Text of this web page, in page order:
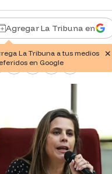
Agregar La Tribuna en
La Tribuna a tus medios
en Google
×
Pinterest
LinkedIn
PrintCopy link